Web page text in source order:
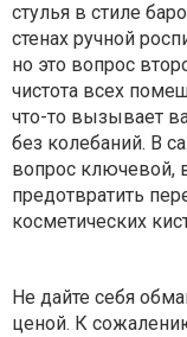
стулья в стиле
стенах ручной
но это вопрос
чистота всех
что-то вызывает
без колебаний. В
вопрос ключевой,
предотвратить
косметических
Не дайте себя
ценой. К